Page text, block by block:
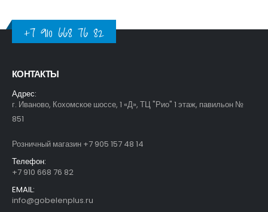
+7 910 668 76 82
КОНТАКТЫ
Адрес:
г. Иваново, Кохомское шоссе, 1 «Д», ТЦ "Рио" 1 этаж, павильон №
851
Розничный магазин +7 905 157 48 14
Телефон:
+7 910 668 76 82
EMAIL:
info@gobelenplus.ru